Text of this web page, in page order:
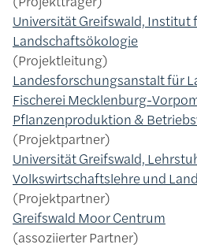
Universität Greifswald, Institut
Landschaftsökologie
Projektleitung
Landesforschungsanstalt für
Fischerei Mecklenburg-
Pflanzenproduktion &
Projektpartner
Universität Greifswald,
Volkswirtschaftslehre und
Projektpartner
Greifswald Moor Centrum
assoziierter Partner